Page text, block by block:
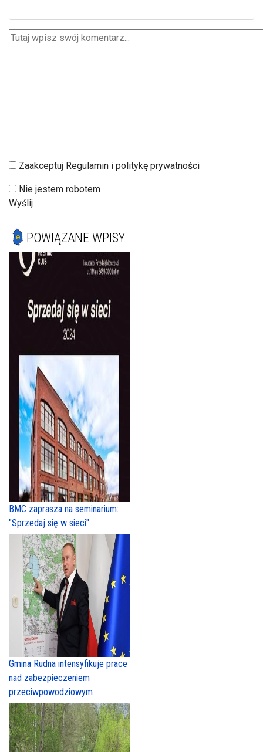
Zaakceptuj Regulamin i politykę prywatności
Nie jestem robotem
Wyślij
POWIĄZANE WPISY
BMC zaprasza na seminarium:
"Sprzedaj się w sieci"
Gmina Rudna intensyfikuje prace
nad zabezpieczeniem
przeciwpowodziowym